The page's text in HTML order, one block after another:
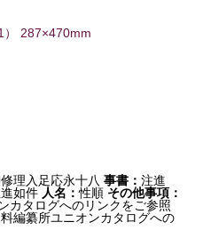
） 287×470mm
理入足応永十八 事書：注進
如件 人名：性順 その他事項：
カタログへのリンクをご参照
料編纂所ユニオンカタログへの